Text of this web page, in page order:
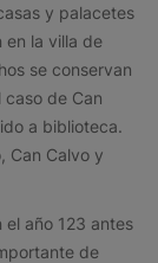
y palacetes
en la villa de
se conservan
de Can
a biblioteca.
Can Calvo y
el año 123 antes
de